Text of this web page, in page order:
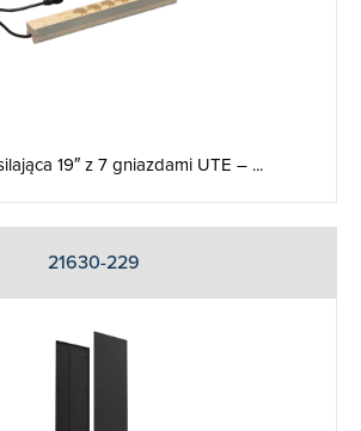
19″ z 7 gniazdami UTE – ...
21630-229